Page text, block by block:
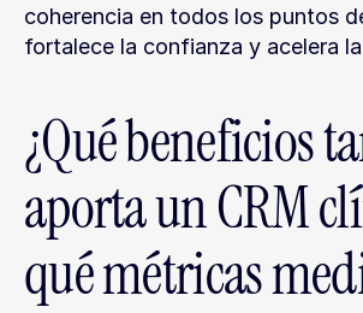
coherencia en todos los puntos
fortalece la confianza y acelera
¿Qué beneficios
aporta un CRM
qué métricas